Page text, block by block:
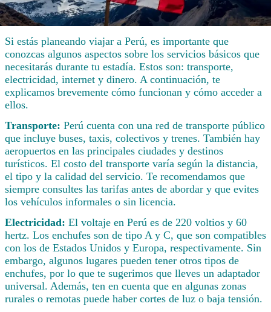
Si estás planeando viajar a Perú, es importante que
conozcas algunos aspectos sobre los servicios básicos que
necesitarás durante tu estadía. Estos son: transporte,
electricidad, internet y dinero. A continuación, te
explicamos brevemente cómo funcionan y cómo acceder a
ellos.
Transporte: Perú cuenta con una red de transporte público
que incluye buses, taxis, colectivos y trenes. También hay
aeropuertos en las principales ciudades y destinos
turísticos. El costo del transporte varía según la distancia,
el tipo y la calidad del servicio. Te recomendamos que
siempre consultes las tarifas antes de abordar y que evites
los vehículos informales o sin licencia.
Electricidad: El voltaje en Perú es de 220 voltios y 60
hertz. Los enchufes son de tipo A y C, que son compatibles
con los de Estados Unidos y Europa, respectivamente. Sin
embargo, algunos lugares pueden tener otros tipos de
enchufes, por lo que te sugerimos que lleves un adaptador
universal. Además, ten en cuenta que en algunas zonas
rurales o remotas puede haber cortes de luz o baja tensión.